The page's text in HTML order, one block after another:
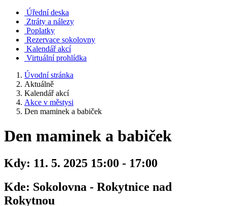
Úřední deska
Ztráty a nálezy
Poplatky
Rezervace sokolovny
Kalendář akcí
Virtuální prohlídka
Úvodní stránka
Aktuálně
Kalendář akcí
Akce v městysi
Den maminek a babiček
Den maminek a babiček
Kdy: 11. 5. 2025 15:00 - 17:00
Kde: Sokolovna - Rokytnice nad
Rokytnou